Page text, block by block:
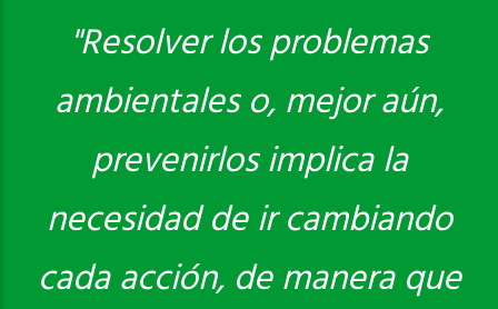
Saber más
"Resolver los problemas
ambientales o, mejor aún,
prevenirlos implica la
necesidad de ir cambiando
cada acción, de manera que